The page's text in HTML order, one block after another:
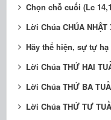
Chọn chỗ cuối (Lc
Lời Chúa CHÚA
Hãy thể hiện, sự tự
Lời Chúa THỨ HAI
Lời Chúa THỨ BA
Lời Chúa THỨ TƯ